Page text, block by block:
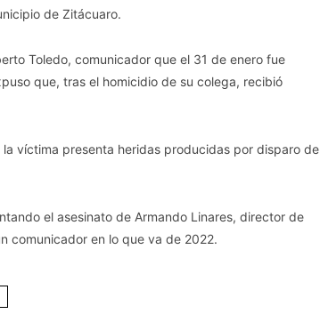
de Zitácuaro.
Toledo, comunicador que el 31 de enero fue
que, tras el homicidio de su colega, recibió
víctima presenta heridas producidas por disparo de
el asesinato de Armando Linares, director de
comunicador en lo que va de 2022.